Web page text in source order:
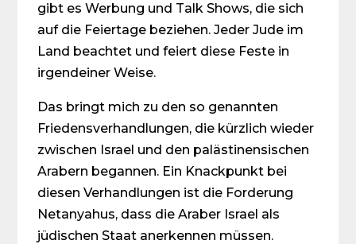
gibt es Werbung und Talk Shows, die sich
auf die Feiertage beziehen. Jeder Jude im
Land beachtet und feiert diese Feste in
irgendeiner Weise.
Das bringt mich zu den so genannten
Friedensverhandlungen, die kürzlich wieder
zwischen Israel und den palästinensischen
Arabern begannen. Ein Knackpunkt bei
diesen Verhandlungen ist die Forderung
Netanyahus, dass die Araber Israel als
jüdischen Staat anerkennen müssen.